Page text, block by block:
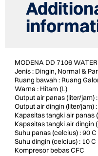
MODENA DD 7106
Jenis : Dingin, Normal &
Ruang bawah : Ruang
Warna : Hitam (L)
Output air panas (liter/jam)
Output air dingin (liter/jam)
Kapasitas tangki air panas
Kapasitas tangki air dingin
Suhu panas (celcius) : 90 C
Suhu dingin (celcius) : 10 C
Kompresor bebas CFC